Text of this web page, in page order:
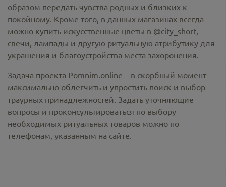
образом передать чувства родных и близких к
покойному. Кроме того, в данных магазинах всегда
можно купить искусственные цветы в @city_short,
свечи, лампады и другую ритуальную атрибутику для
украшения и благоустройства места захоронения.
Задача проекта Pomnim.online – в скорбный момент
максимально облегчить и упростить поиск и выбор
траурных принадлежностей. Задать уточняющие
вопросы и проконсультироваться по выбору
необходимых ритуальных товаров можно по
телефонам, указанным на сайте.